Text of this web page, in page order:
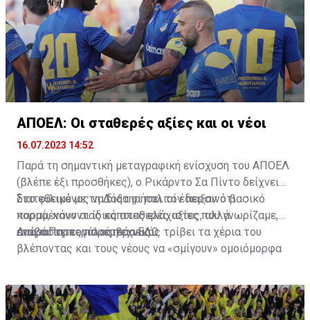
ΑΠΟΕΛ: Οι σταθερές αξίες και οι νέοι
16.07.2023 14:52
Παρά τη σημαντική μεταγραφική ενίσχυση του ΑΠΟΕΛ
(βλέπε έξι προσθήκες), ο Ρικάρντο Σα Πίντο δείχνει
διατεθειμένος να διατηρήσει τον περσινό βασικό
κορμό, κάνοντας κάποιες ελάχιστες, αλλά
απαραίτητες παρεμβάσεις.
Στο φιλικό με τη Δόξα οι παλιοί έδειξαν ότι
παραμένουν οι ίδιες σταθερές αξίες που γνωρίζαμε,
ενώ ο Πορτογάλος τεχνικός τρίβει τα χέρια του
βλέποντας και τους νέους να «σμίγουν» ομοιόμορφα
Διαβάστε περισσότεραΕΔΩ.